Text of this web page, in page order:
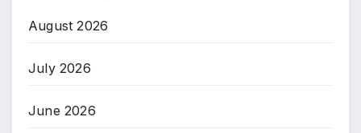
August 2026
July 2026
June 2026